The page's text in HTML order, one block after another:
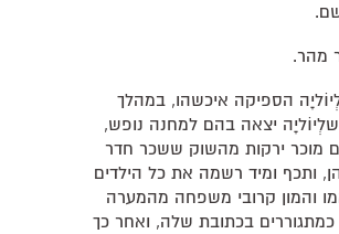
מהר.
הספיקה איכשהו, במהלך
יצאה בהם למחנה נופש,
מוכר ירקות מהשוק ששכר חדר
ותכף ומיד רשמה את כל הילדים
והמון קרובי משפחה מהמערה
בכתובת שלה, ואחר כך